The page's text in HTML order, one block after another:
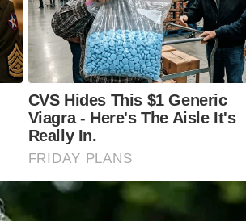
CVS Hides This $1 Generic
Viagra - Here's The Aisle It's
Really In.
FRIDAY PLANS